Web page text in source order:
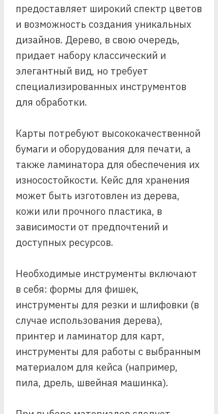
предоставляет широкий спектр цветов
и возможность создания уникальных
дизайнов. Дерево, в свою очередь,
придает набору классический и
элегантный вид, но требует
специализированных инструментов
для обработки.
Карты потребуют высококачественной
бумаги и оборудования для печати, а
также ламинатора для обеспечения их
износостойкости. Кейс для хранения
может быть изготовлен из дерева,
кожи или прочного пластика, в
зависимости от предпочтений и
доступных ресурсов.
Необходимые инструменты включают
в себя: формы для фишек,
инструменты для резки и шлифовки (в
случае использования дерева),
принтер и ламинатор для карт,
инструменты для работы с выбранным
материалом для кейса (например,
пила, дрель, швейная машинка).